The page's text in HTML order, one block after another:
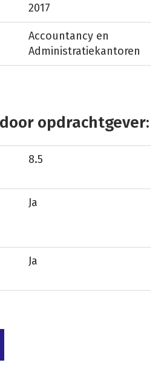
2017
Accountancy en
Administratiekantoren
opdrachtgever:
8.5
Ja
Ja